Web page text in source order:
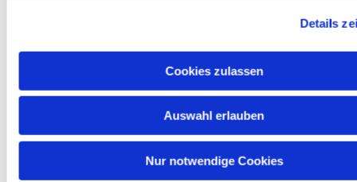
Details
Cookies zulassen
Auswahl erlauben
Nur notwendige Cookies